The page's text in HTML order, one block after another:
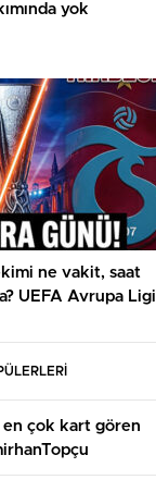
yok
ne vakit, saat
UEFA Avrupa Ligi
en çok kart gören